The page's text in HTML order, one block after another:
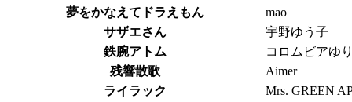
夢をかなえてドラえもん
mao
サザエさん
宇野ゆう子
鉄腕アトム
コロムビアゆ
残響散歌
Aimer
ライラック
Mrs. GREEN